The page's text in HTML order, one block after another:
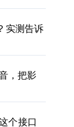
实测告诉
，把影
个接口